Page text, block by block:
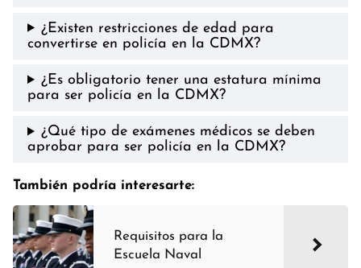
¿Existen restricciones de edad para
convertirse en policía en la CDMX?
¿Es obligatorio tener una estatura mínima
para ser policía en la CDMX?
¿Qué tipo de exámenes médicos se deben
aprobar para ser policía en la CDMX?
También podría interesarte:
Requisitos para la
Escuela Naval